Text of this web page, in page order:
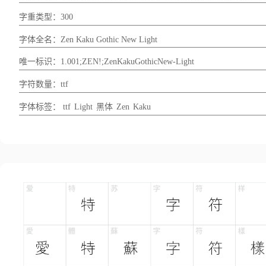
字重类型：300
字体全名：Zen Kaku Gothic New Light
唯一标识：1.001;ZEN!;ZenKakuGothicNew-Light
字符数量：ttf
字体标签： ttf Light 黑体 Zen Kaku